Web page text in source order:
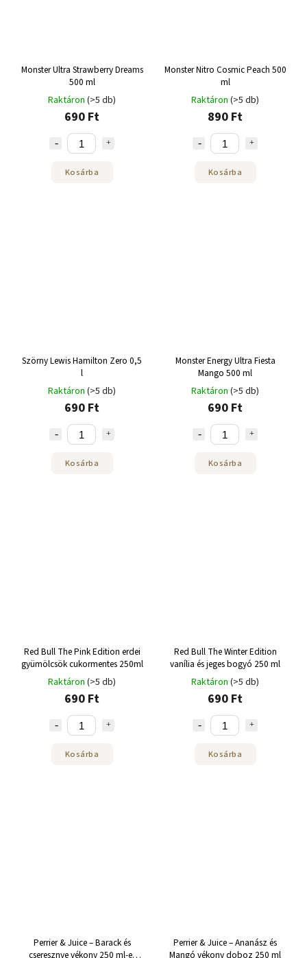
Monster Ultra Strawberry Dreams
500 ml
Raktáron (>5 db)
690 Ft
Kosárba
Monster Nitro Cosmic Peach 500
ml
Raktáron (>5 db)
890 Ft
Kosárba
Szörny Lewis Hamilton Zero 0,5
l
Raktáron (>5 db)
690 Ft
Kosárba
Monster Energy Ultra Fiesta
Mango 500 ml
Raktáron (>5 db)
690 Ft
Kosárba
Red Bull The Pink Edition erdei
gyümölcsök cukormentes 250ml
Raktáron (>5 db)
690 Ft
Kosárba
Red Bull The Winter Edition
vanília és jeges bogyó 250 ml
Raktáron (>5 db)
690 Ft
Kosárba
Perrier & Juice – Barack és
cseresznye vékony 250 ml-es
Perrier & Juice – Ananász és
Mangó vékony doboz 250 ml